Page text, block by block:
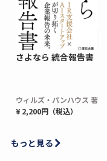
さよなら 統合報告書
ウィルズ・パンハウス 著
¥ 2,200円（税込）
もっと見る